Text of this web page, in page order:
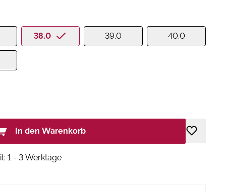
38.0 39.0 40.0
In den Warenkorb
1 - 3 Werktage